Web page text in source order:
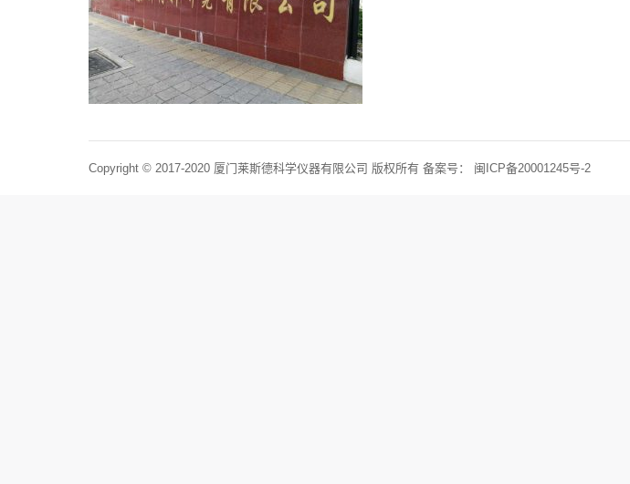
Copyright © 2017-2020 厦门莱斯德科学仪器有限公司 版权所有 备案号： 闽ICP备20001245号-2